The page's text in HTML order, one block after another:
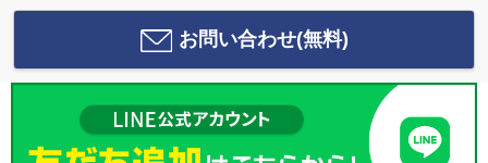
お問い合わせ(無料)